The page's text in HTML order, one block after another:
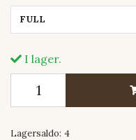
FULL
I lager.
Lagersaldo: 4